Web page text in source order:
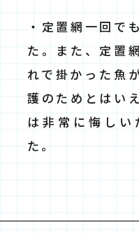
・定置網一回で
た。また、定置
れで掛かった魚
護のためとはい
は非常に悔し
た。